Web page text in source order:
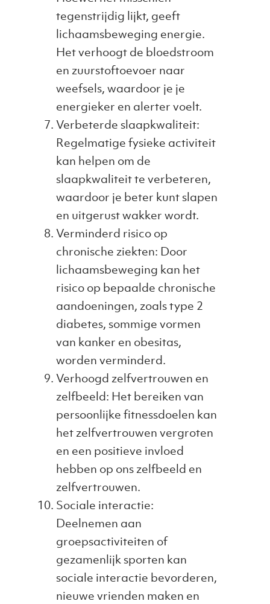
tegenstrijdig lijkt, geeft
lichaamsbeweging energie.
Het verhoogt de bloedstroom
en zuurstoftoevoer naar
weefsels, waardoor je je
energieker en alerter voelt.
Verbeterde slaapkwaliteit:
Regelmatige fysieke activiteit
kan helpen om de
slaapkwaliteit te verbeteren,
waardoor je beter kunt slapen
en uitgerust wakker wordt.
Verminderd risico op
chronische ziekten: Door
lichaamsbeweging kan het
risico op bepaalde chronische
aandoeningen, zoals type 2
diabetes, sommige vormen
van kanker en obesitas,
worden verminderd.
Verhoogd zelfvertrouwen en
zelfbeeld: Het bereiken van
persoonlijke fitnessdoelen kan
het zelfvertrouwen vergroten
en een positieve invloed
hebben op ons zelfbeeld en
zelfvertrouwen.
Sociale interactie:
Deelnemen aan
groepsactiviteiten of
gezamenlijk sporten kan
sociale interactie bevorderen,
nieuwe vrienden maken en